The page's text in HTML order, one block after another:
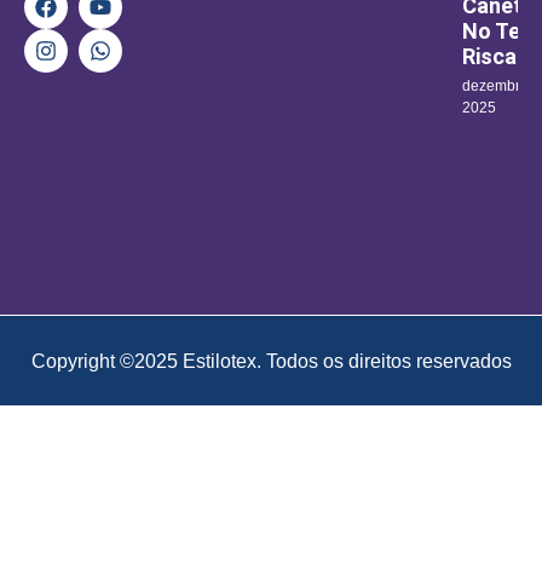
No
dezembro
2025
Copyright ©2025 Estilotex. Todos os direitos reservados